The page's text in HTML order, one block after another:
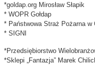
*goldap.org Mirosław Słapik
* WOPR Gołdap
* Państwowa Straż Pożarna w
* SIGNI
*Przedsiębiorstwo
*Sklepi „Fantazja” Marek